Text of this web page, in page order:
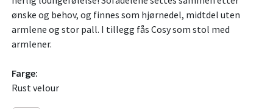
ønske og behov, og finnes som hjørnedel, midtdel uten
armlene og stor pall. I tillegg fås Cosy som stol med
armlener.
Farge:
Rust velour